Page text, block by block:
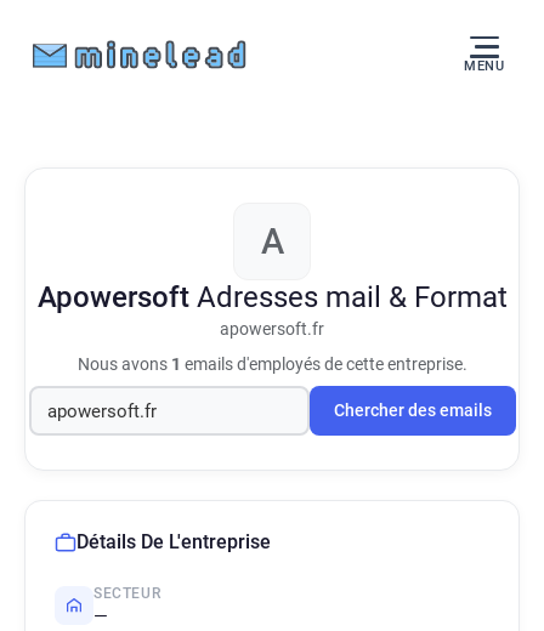
MENU
A
Apowersoft Adresses mail & Format
apowersoft.fr
Nous avons 1 emails d'employés de cette entreprise.
Chercher des emails
Détails De L'entreprise
SECTEUR
—